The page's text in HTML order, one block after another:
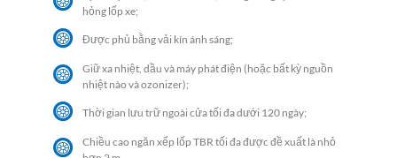
hỏng lốp xe;
Được phủ bằng vải kín ánh sáng;
Giữ xa nhiệt, dầu và máy phát điện (hoặc bất kỳ nguồn
nhiệt nào và ozonizer);
Thời gian lưu trữ ngoài cửa tối đa dưới 120 ngày;
Chiều cao ngăn xếp lốp TBR tối đa được đề xuất là nhỏ